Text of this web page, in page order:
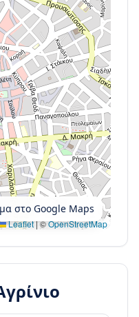
Leaflet|©OpenStreetMap
στο Google Maps